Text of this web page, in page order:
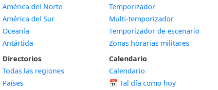
América del Norte
América del Sur
Oceanía
Antártida
Directorios
Todas las regiones
Países
Temporizador
Multi-temporizador
Temporizador de escenario
Zonas horarias militares
Calendario
Calendario
📅 Tal día como hoy